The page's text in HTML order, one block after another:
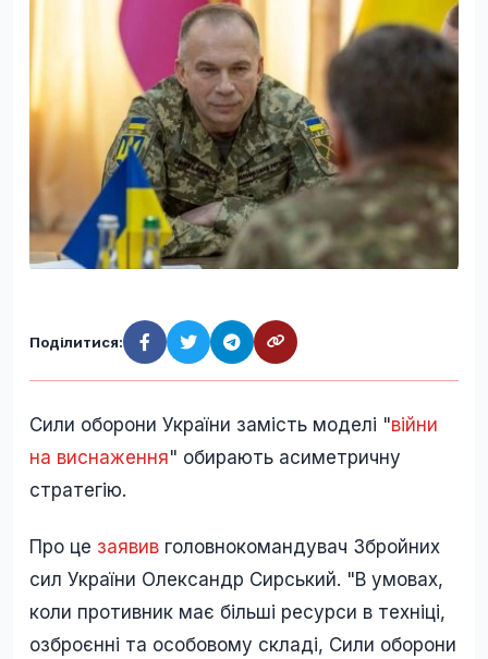
Поділитися:
Сили оборони України замість моделі "війни
на виснаження" обирають асиметричну
стратегію.
Про це заявив головнокомандувач Збройних
сил України Олександр Сирський. "В умовах,
коли противник має більші ресурси в техніці,
озброєнні та особовому складі, Сили оборони